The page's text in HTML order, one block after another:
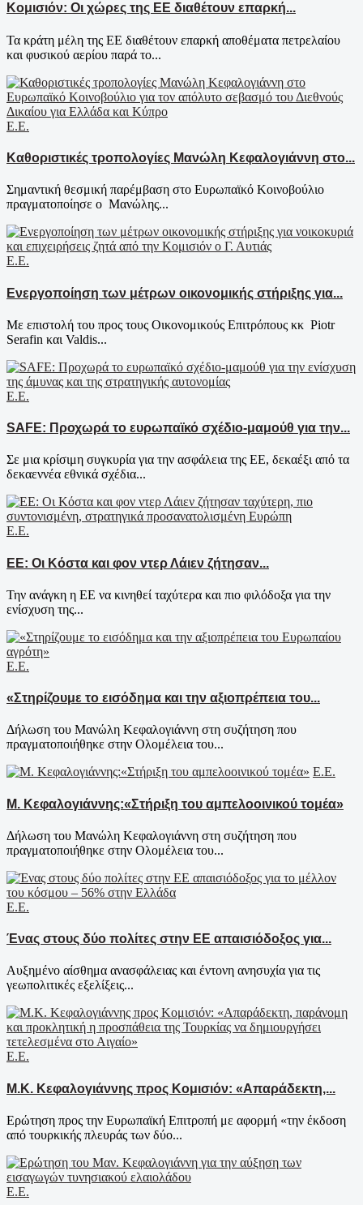
Κομισιόν: Οι χώρες της ΕΕ διαθέτουν επαρκή...
Τα κράτη μέλη της ΕΕ διαθέτουν επαρκή αποθέματα πετρελαίου
και φυσικού αερίου παρά το...
Ε.Ε.
Καθοριστικές τροπολογίες Μανώλη Κεφαλογιάννη στο...
Σημαντική θεσμική παρέμβαση στο Ευρωπαϊκό Κοινοβούλιο
πραγματοποίησε ο Μανώλης...
Ε.Ε.
Ενεργοποίηση των μέτρων οικονομικής στήριξης για...
Με επιστολή του προς τους Οικονομικούς Επιτρόπους κκ Piotr
Serafin και Valdis...
Ε.Ε.
SAFE: Προχωρά το ευρωπαϊκό σχέδιο-μαμούθ για την...
Σε μια κρίσιμη συγκυρία για την ασφάλεια της ΕΕ, δεκαέξι από τα
δεκαεννέα εθνικά σχέδια...
Ε.Ε.
ΕΕ: Οι Κόστα και φον ντερ Λάιεν ζήτησαν...
Την ανάγκη η ΕΕ να κινηθεί ταχύτερα και πιο φιλόδοξα για την
ενίσχυση της...
Ε.Ε.
«Στηρίζουμε το εισόδημα και την αξιοπρέπεια του...
Δήλωση του Μανώλη Κεφαλογιάννη στη συζήτηση που
πραγματοποιήθηκε στην Ολομέλεια του...
Ε.Ε.
Μ. Κεφαλογιάννης:«Στήριξη του αμπελοοινικού τομέα»
Δήλωση του Μανώλη Κεφαλογιάννη στη συζήτηση που
πραγματοποιήθηκε στην Ολομέλεια του...
Ε.Ε.
Ένας στους δύο πολίτες στην ΕΕ απαισιόδοξος για...
Αυξημένο αίσθημα ανασφάλειας και έντονη ανησυχία για τις
γεωπολιτικές εξελίξεις...
Ε.Ε.
Μ.Κ. Κεφαλογιάννης προς Κομισιόν: «Απαράδεκτη,...
Ερώτηση προς την Ευρωπαϊκή Επιτροπή με αφορμή «την έκδοση
από τουρκικής πλευράς των δύο...
Ε.Ε.